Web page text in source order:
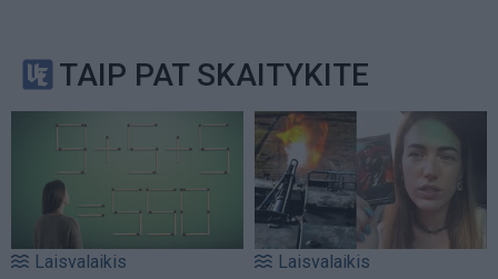
TAIP PAT SKAITYKITE
Laisvalaikis Laisvalaikis